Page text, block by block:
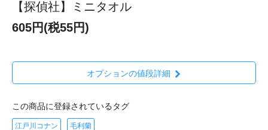
【探偵社】ミニタオル
605円(税55円)
オプションの値段詳細
この商品に登録されているタグ
江戸川コナン 毛利蘭